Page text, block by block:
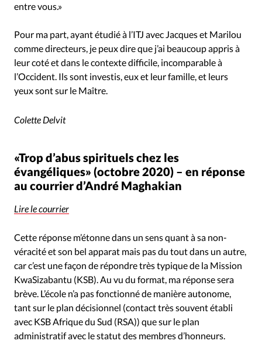
entre vous.»
Pour ma part, ayant étudié à l’ITJ avec Jacques et Marilou
comme directeurs, je peux dire que j’ai beaucoup appris à
leur coté et dans le contexte difficile, incomparable à
l’Occident. Ils sont investis, eux et leur famille, et leurs
yeux sont sur le Maître.
Colette Delvit
«Trop d’abus spirituels chez les
évangéliques» (octobre 2020) – en réponse
au courrier d’André Maghakian
Lire le courrier
Cette réponse m’étonne dans un sens quant à sa non-
véracité et son bel apparat mais pas du tout dans un autre,
car c’est une façon de répondre très typique de la Mission
KwaSizabantu (KSB). Au vu du format, ma réponse sera
brève. L’école n’a pas fonctionné de manière autonome,
tant sur le plan décisionnel (contact très souvent établi
avec KSB Afrique du Sud (RSA)) que sur le plan
administratif avec le statut des membres d’honneurs.